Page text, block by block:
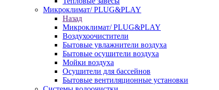
Микроклимат/ PLUG&PLAY
Назад
Микроклимат/ PLUG&PLAY
Воздухоочистители
Бытовые увлажнители воздуха
Бытовые осушители воздуха
Мойки воздуха
Осушители для бассейнов
Бытовые вентиляционные установки